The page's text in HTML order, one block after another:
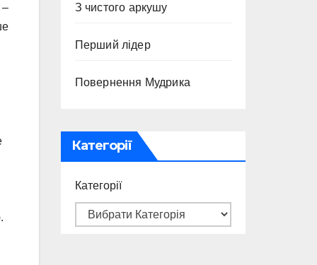
–
З чистого аркушу
Перший лідер
Повернення Мудрика
Категорії
Категорії